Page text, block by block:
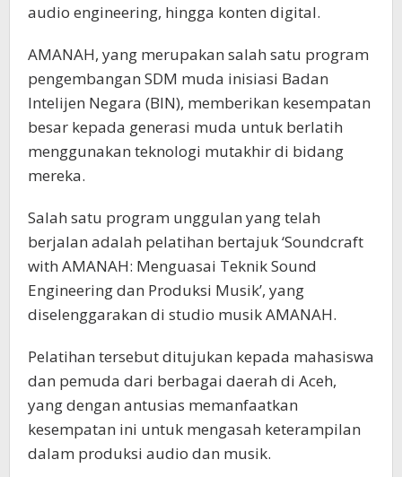
audio engineering, hingga konten digital.
AMANAH, yang merupakan salah satu program
pengembangan SDM muda inisiasi Badan
Intelijen Negara (BIN), memberikan kesempatan
besar kepada generasi muda untuk berlatih
menggunakan teknologi mutakhir di bidang
mereka.
Salah satu program unggulan yang telah
berjalan adalah pelatihan bertajuk ‘Soundcraft
with AMANAH: Menguasai Teknik Sound
Engineering dan Produksi Musik’, yang
diselenggarakan di studio musik AMANAH.
Pelatihan tersebut ditujukan kepada mahasiswa
dan pemuda dari berbagai daerah di Aceh,
yang dengan antusias memanfaatkan
kesempatan ini untuk mengasah keterampilan
dalam produksi audio dan musik.